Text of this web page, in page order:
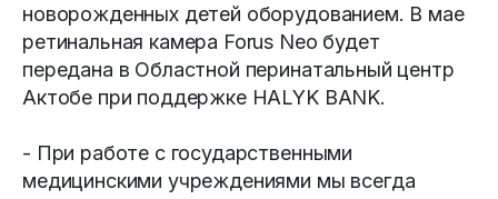
новорожденных детей оборудованием. В мае
ретинальная камера Forus Neo будет
передана в Областной перинатальный центр
Актобе при поддержке HALYK BANK.
- При работе с государственными
медицинскими учреждениями мы всегда